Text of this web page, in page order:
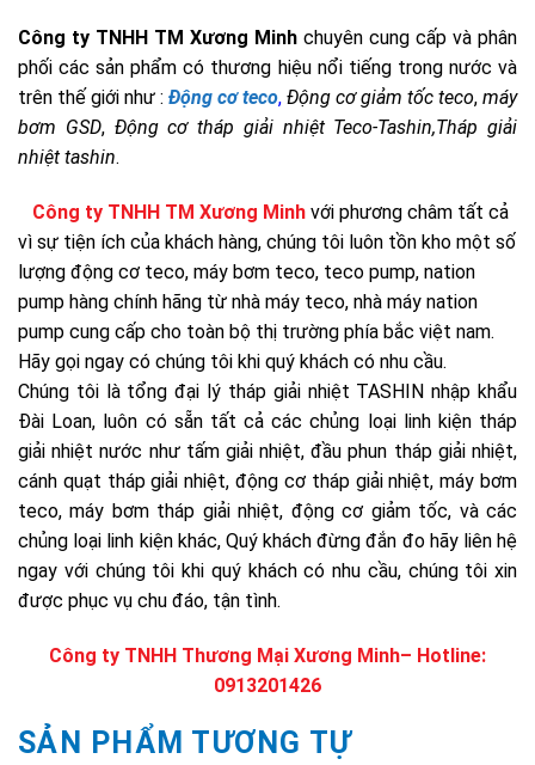
Công ty TNHH TM Xương Minh chuyên cung cấp và phân
phối các sản phẩm có thương hiệu nổi tiếng trong nước và
trên thế giới như : Động cơ teco, Động cơ giảm tốc teco, máy
bơm GSD, Động cơ tháp giải nhiệt Teco-Tashin,Tháp giải
nhiệt tashin.
Công ty TNHH TM Xương Minh với phương châm tất cả
vì sự tiện ích của khách hàng, chúng tôi luôn tồn kho một số
lượng động cơ teco, máy bơm teco, teco pump, nation
pump hàng chính hãng từ nhà máy teco, nhà máy nation
pump cung cấp cho toàn bộ thị trường phía bắc việt nam.
Hãy gọi ngay có chúng tôi khi quý khách có nhu cầu.
Chúng tôi là tổng đại lý tháp giải nhiệt TASHIN nhập khẩu
Đài Loan, luôn có sẵn tất cả các chủng loại linh kiện tháp
giải nhiệt nước như tấm giải nhiệt, đầu phun tháp giải nhiệt,
cánh quạt tháp giải nhiệt, động cơ tháp giải nhiệt, máy bơm
teco, máy bơm tháp giải nhiệt, động cơ giảm tốc, và các
chủng loại linh kiện khác, Quý khách đừng đắn đo hãy liên hệ
ngay với chúng tôi khi quý khách có nhu cầu, chúng tôi xin
được phục vụ chu đáo, tận tình.
Công ty TNHH Thương Mại Xương Minh– Hotline:
0913201426
SẢN PHẨM TƯƠNG TỰ